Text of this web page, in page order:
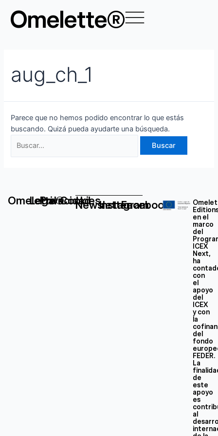
contenido
Omelette®
aug_ch_1
Parece que no hemos podido encontrar lo que estás
buscando. Quizá pueda ayudarte una búsqueda.
por:
Omelette®
Legal
Privacidad
Cookies
Newsletter
Instagram
Facebook
en el
marco
del
ICEX
Next,
ha
con
el
apoyo
del
ICEX
y con
la
del
fondo
FEDER.
La
de
este
apoyo
es
al